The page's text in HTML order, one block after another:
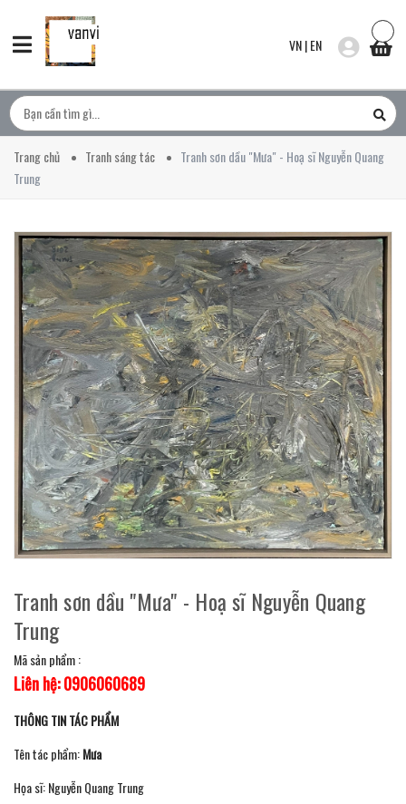
VN|EN
Trang chủ Tranh sáng tác
Tranh sơn dầu "Mưa" - Hoạ sĩ Nguyễn Quang
Trung
Tranh sơn dầu "Mưa" - Hoạ sĩ Nguyễn Quang
Trung
Mã sản phẩm :
Liên hệ: 0906060689
THÔNG TIN TÁC PHẨM
Tên tác phẩm:Mưa
Họa sĩ: Nguyễn Quang Trung